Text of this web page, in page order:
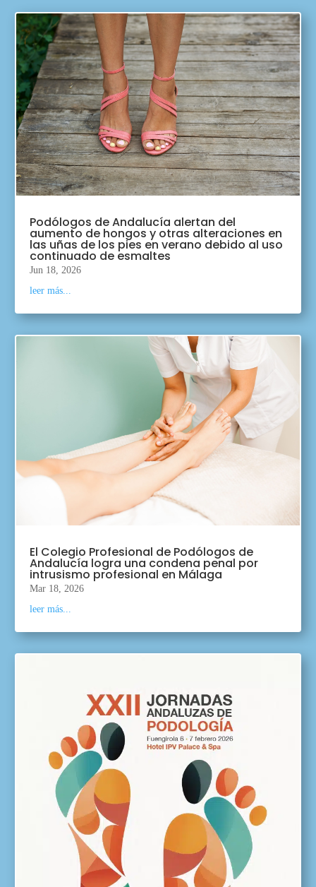
Podólogos de Andalucía alertan del
aumento de hongos y otras alteraciones en
las uñas de los pies en verano debido al uso
continuado de esmaltes
Jun 18, 2026
leer más...
El Colegio Profesional de Podólogos de
Andalucía logra una condena penal por
intrusismo profesional en Málaga
Mar 18, 2026
leer más...